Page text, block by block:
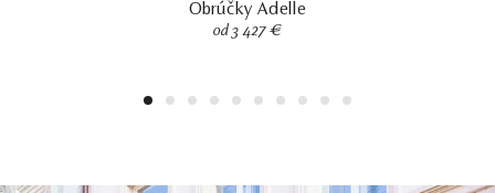
Obrúčky Adelle
od 3 427 €
1 2 3 4 5 6 7 8 9 10